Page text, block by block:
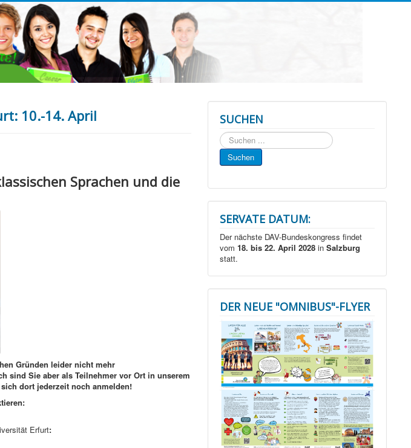
10.-14. April
Sprachen und die
Gründen leider nicht mehr
sind Sie aber als Teilnehmer vor Ort in unserem
dort jederzeit noch anmelden!
Erfurt:
SUCHEN
Suchen
...
Suchen
SERVATE DATUM:
Der nächste DAV-Bundeskongress findet
vom18. bis 22. April 2028 inSalzburg
statt.
DER NEUE "OMNIBUS"-FLYER